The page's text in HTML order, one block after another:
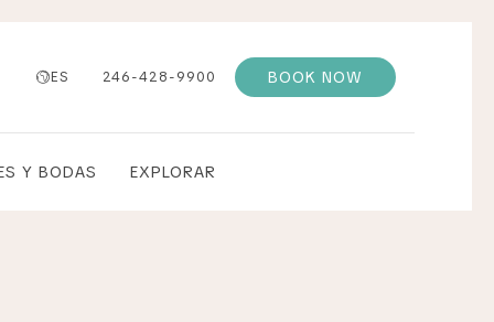
ES 246-428-9900 BOOK NOW
Y BODAS EXPLORAR